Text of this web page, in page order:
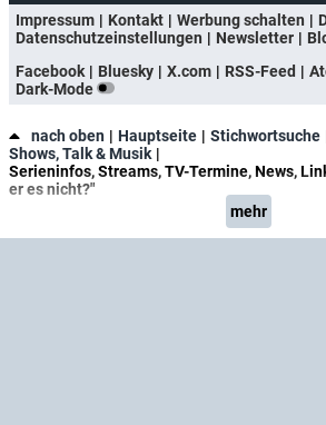
mehr
Impressum
Kontakt Werbung schalten
Datenschutzeinstellungen
Newsletter
Facebook
Bluesky X.com RSS-Feed
Dark-Mode
nach oben Hauptseite Stichwortsuche
Shows, Talk & Musik
Serieninfos, Streams, TV-Termine, News,
er es nicht?"